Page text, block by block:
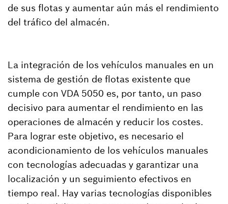
de sus flotas y aumentar aún más el rendimiento
del tráfico del almacén.
La integración de los vehículos manuales en un
sistema de gestión de flotas existente que
cumple con VDA 5050 es, por tanto, un paso
decisivo para aumentar el rendimiento en las
operaciones de almacén y reducir los costes.
Para lograr este objetivo, es necesario el
acondicionamiento de los vehículos manuales
con tecnologías adecuadas y garantizar una
localización y un seguimiento efectivos en
tiempo real. Hay varias tecnologías disponibles